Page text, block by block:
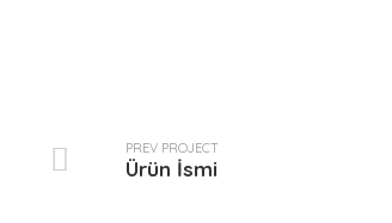
PREV PROJECT
Ürün İsmi